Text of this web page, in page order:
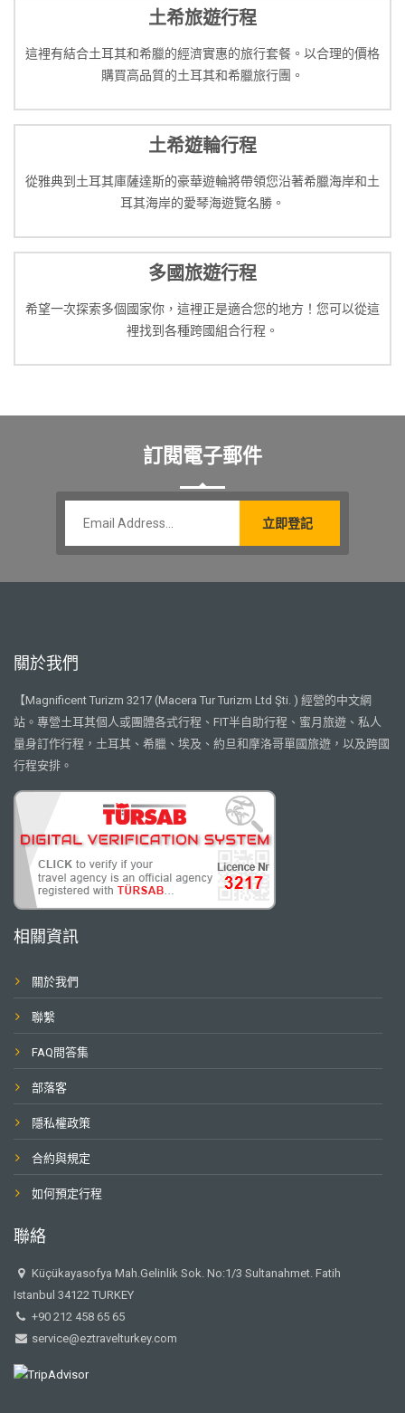
土希旅遊行程
這裡有結合土耳其和希臘的經濟實惠的旅行套餐。以合理的價格
購買高品質的土耳其和希臘旅行團。
土希遊輪行程
從雅典到土耳其庫薩達斯的豪華遊輪將帶領您沿著希臘海岸和土
耳其海岸的愛琴海遊覽名勝。
多國旅遊行程
希望一次探索多個國家你，這裡正是適合您的地方！您可以從這
裡找到各種跨國組合行程。
訂閱電子郵件
關於我們
【Magnificent Turizm 3217 (Macera Tur Turizm Ltd Şti. ) 經營的中文網
站。專營土耳其個人或團體各式行程、FIT半自助行程、蜜月旅遊、私人
量身訂作行程，土耳其、希臘、埃及、約旦和摩洛哥單國旅遊，以及跨國
行程安排。
相關資訊
關於我們
聯繫
FAQ問答集
部落客
隱私權政策
合約與規定
如何預定行程
聯絡
Küçükayasofya Mah.Gelinlik Sok. No:1/3 Sultanahmet. Fatih
Istanbul 34122 TURKEY
+90 212 458 65 65
service@eztravelturkey.com